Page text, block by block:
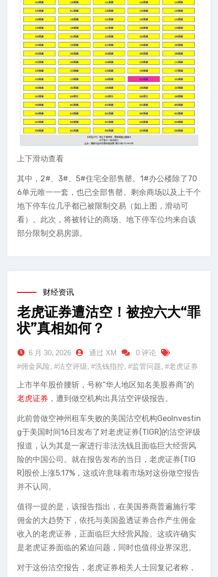
上下滑动查看
其中，2#、3#、5#住宅全部售罄。1#办公楼除了70
6单元唯一一套，也已全部售罄。剩余商场以及上千个
地下停车位几乎都已被限制交易（如上图，滑动可
看）。此次，将被转让的商场、地下停车位均来自该
部分限制交易房源。
财经资讯
老虎证券遭沽空！被控六大“罪
状”真相如何？
6 月 30, 2026 通过 XM
0 评论
#佣金风险, #沽空评级, #洗钱指控, #监管问题, #老虎证券
上市半年股价腰斩，号称“华人地区知名美股券商”的
老虎证券 ，遭到做空机构出具沽空评级报告。
此前曾做空神州租车失败的美国沽空机构GeoInvestin
g于美国时间16日发布了对老虎证券(TIGR)的沽空评级
报道，认为其是一家进行非法洗钱且面临巨大经营风
险的中国公司。就在报告发布的当日，老虎证券(TIG
R)股价上涨5.17%，这或许意味着市场对这份做空报告
并不认同。
值得一提的是，该报告指出，在美国券商普遍施行零
佣金的大趋势下，依托与美国盈透证券合作产生佣金
收入的老虎证券，正面临巨大经营风险。这或许确实
是老虎证券面临的紧迫问题，同时也值得业界深思。
对于这份沽空报告，老虎证券相关人士回复记者称，